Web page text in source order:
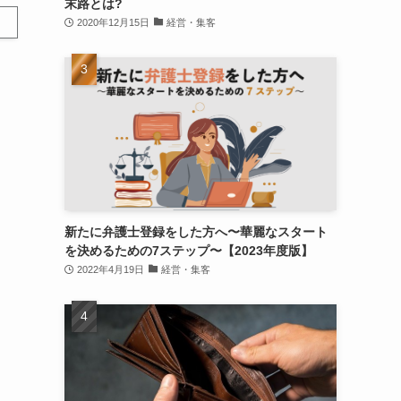
末路とは?
2020年12月15日 経営・集客
新たに弁護士登録をした方へ〜華麗なスタート
を決めるための7ステップ〜【2023年度版】
2022年4月19日 経営・集客